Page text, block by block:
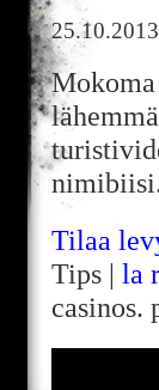
25.10.2013
Tilaa
Tips | la
casinos.